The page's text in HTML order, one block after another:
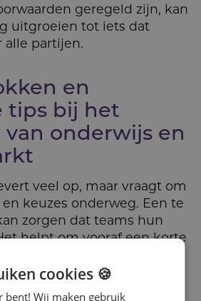
geregeld zijn, kan
uitgroeien tot iets dat
alle partijen.
en
tips bij het
onderwijs en
veel op, maar vraagt om
keuzes onderweg. Een te
zorgen dat teams hun
helpt om vooraf een korte
te maken waarin
verandering en
cookies 🍪
bent! Wij maken gebruik